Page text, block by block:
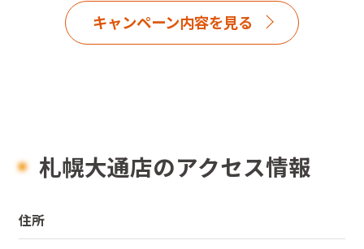
キャンペーン内容を見る
札幌大通店のアクセス情報
住所